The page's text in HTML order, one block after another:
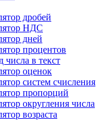
дробей
НДС
дней
процентов
числа в текст
оценок
систем счисления
пропорций
округления числа
возраста